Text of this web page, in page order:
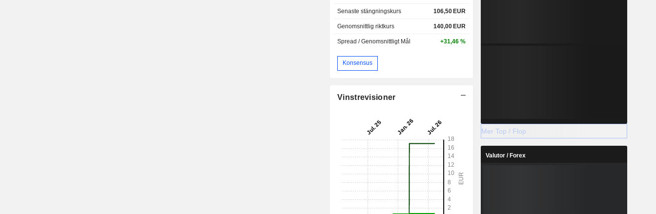
Senaste stängningskurs 106,50EUR
Genomsnittlig riktkurs 140,00EUR
Spread / Genomsnittligt Mål +31,46 %
Konsensus
Vinstrevisioner
Mer Top / Flop
Valutor / Forex